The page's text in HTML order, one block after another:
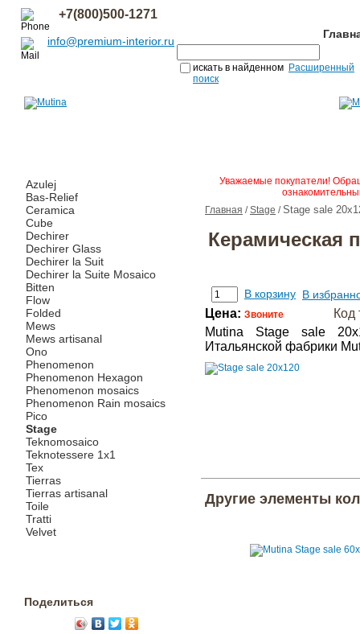
+7(800)500-1271
info@premium-interior.ru
искать в найденном Расширенный
поиск
Azulej
Bas-Relief
Ceramica
Cube
Dechirer
Dechirer Glass
Dechirer la Suit
Dechirer la Suite Mosaico
Bitten
Flow
Folded
Mews
Mews artisanal
Ono
Phenomenon
Phenomenon Hexagon
Phenomenon mosaics
Phenomenon Rain mosaics
Pico
Stage
Teknomosaico
Teknotessere 1x1
Tex
Tierras
Tierras artisanal
Toile
Tratti
Velvet
Поделиться
Уважаемые покупатели!
Главная /Stage /Stage sale
Керамическая
В корзину В
Цена: Звоните
Код
Mutina Stage sale
Итальянской фабрики
Другие элементы